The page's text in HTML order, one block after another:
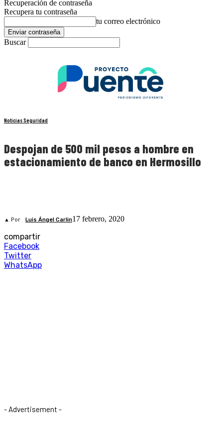
Recuperación de contraseña
Recupera tu contraseña
tu correo electrónico
Buscar
Noticias Seguridad
Despojan de 500 mil pesos a hombre en
estacionamiento de banco en Hermosillo
▲ Por Luis Ángel Carlin17 febrero, 2020
compartir
Facebook
Twitter
WhatsApp
- Advertisement -